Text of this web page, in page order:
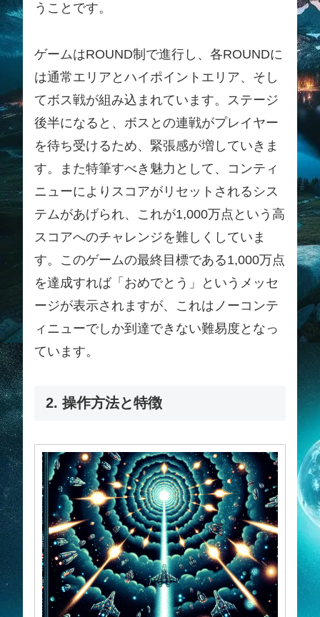
うことです。
ゲームはROUND制で進行し、各ROUNDに
は通常エリアとハイポイントエリア、そし
てボス戦が組み込まれています。ステージ
後半になると、ボスとの連戦がプレイヤー
を待ち受けるため、緊張感が増していきま
す。また特筆すべき魅力として、コンティ
ニューによりスコアがリセットされるシス
テムがあげられ、これが1,000万点という高
スコアへのチャレンジを難しくしていま
す。このゲームの最終目標である1,000万点
を達成すれば「おめでとう」というメッセ
ージが表示されますが、これはノーコンテ
ィニューでしか到達できない難易度となっ
ています。
2. 操作方法と特徴